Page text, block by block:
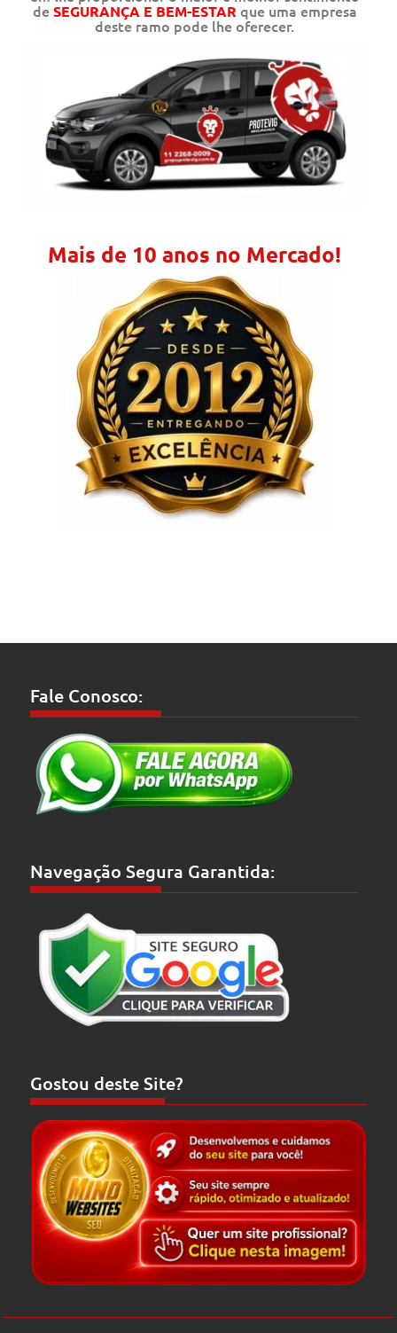
deSEGURANÇA E BEM-ESTAR que uma empresa
deste ramo pode lhe oferecer.
Mais de 10 anos no Mercado!
Fale Conosco:
Navegação Segura Garantida:
Gostou deste Site?